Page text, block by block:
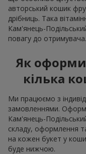
авторський кошик
дрібниць. Така
Кам'янець-
повагу до отримувача.
Як
кілька
Ми працюємо з
замовленнями.
Кам'янець-
складу, оформлення
на кожен букет у
буде нижчою.